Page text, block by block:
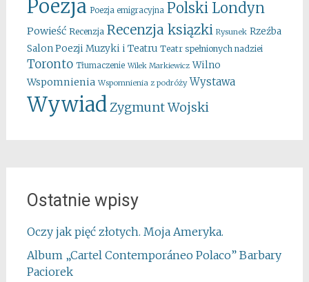
Poezja Poezja emigracyjna Polski Londyn
Powieść Recenzja Recenzja ksiązki Rysunek Rzeźba
Salon Poezji Muzyki i Teatru Teatr spełnionych nadziei
Toronto Tłumaczenie Wilek Markiewicz Wilno
Wspomnienia Wspomnienia z podróży Wystawa
WywiadZygmunt Wojski
Ostatnie wpisy
Oczy jak pięć złotych. Moja Ameryka.
Album „Cartel Contemporáneo Polaco” Barbary
Paciorek